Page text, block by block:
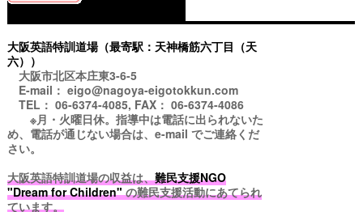
大阪英語特訓道場（最寄駅：天神橋筋六丁目（天
六））
大阪市北区本庄東3-6-5
E-mail： eigo@nagoya-eigotokkun.com
TEL： 06-6374-4085, FAX： 06-6374-4086
※月・火曜日休。指導中は電話に出られないた
め、電話が通じない場合は、e-mail でご連絡くだ
さい。
大阪英語特訓道場の収益は、難民支援NGO
"Dream for Children"の難民支援活動にあてられ
ています。